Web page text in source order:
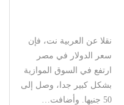
نقلا عن العربية نت، فإن
سعر الدولار في مصر
ارتفع في السوق الموازية
بشكل كبير جدا، وصل إلى
50 جنيها. وأضافت…